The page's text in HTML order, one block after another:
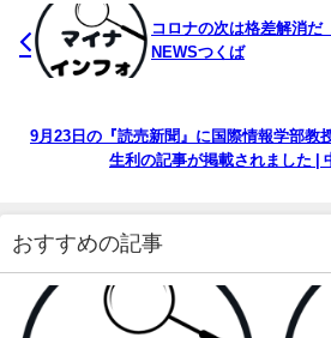
コロナの次は格差解消だ
NEWSつくば
9月23日の『読売新聞』に国際情報学部教
生利の記事が掲載されました |
おすすめの記事